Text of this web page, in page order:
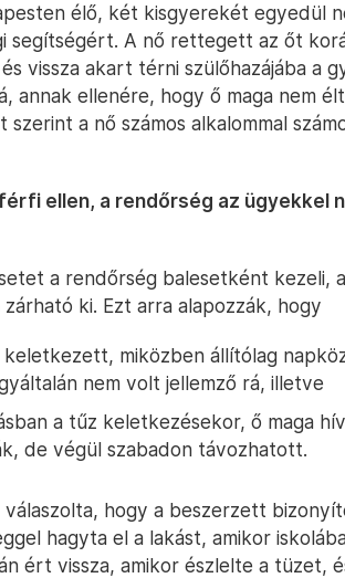
élő, két kisgyerekét egyedül
segítségért. A nő rettegett az őt
vissza akart térni szülőhazájába a
annak ellenére, hogy ő maga nem élt
a nő számos alkalommal
ellen, a rendőrség az ügyekkel
a rendőrség balesetként kezeli,
ki. Ezt arra alapozzák, hogy
miközben állítólag
nem volt jellemző rá, illetve
a tűz keletkezésekor, ő maga
de végül szabadon távozhatott.
hogy a beszerzett
hagyta el a lakást, amikor
ért vissza, amikor észlelte a tüzet,